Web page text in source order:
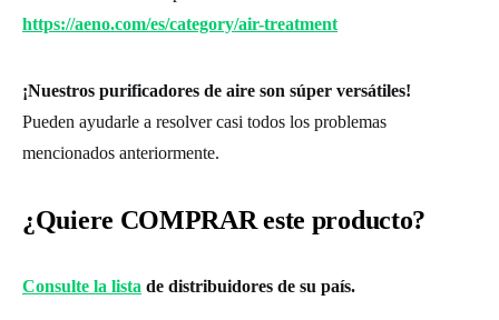
https://aeno.com/es/category/air-treatment
¡Nuestros purificadores de aire son súper versátiles!
Pueden ayudarle a resolver casi todos los problemas
mencionados anteriormente.
¿Quiere COMPRAR este producto?
Consulte la lista de distribuidores de su país.